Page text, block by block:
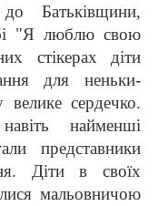
Батьківщини,
"Я люблю свою
стікерах діти
для неньки-
велике сердечко.
найменші
представники
Діти в своїх
мальовничою